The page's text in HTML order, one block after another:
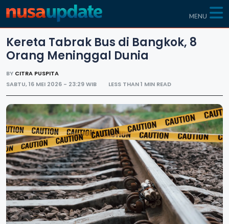
MENU
Kereta Tabrak Bus di Bangkok, 8
Orang Meninggal Dunia
BY CITRA PUSPITA
SABTU, 16 MEI 2026 - 23:29 WIB
LESS THAN 1 MIN READ